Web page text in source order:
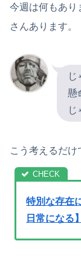
今週は何もあり
さんあります。
じ
懸
じ
こう考えるだけ
特別な存在
日常になる】